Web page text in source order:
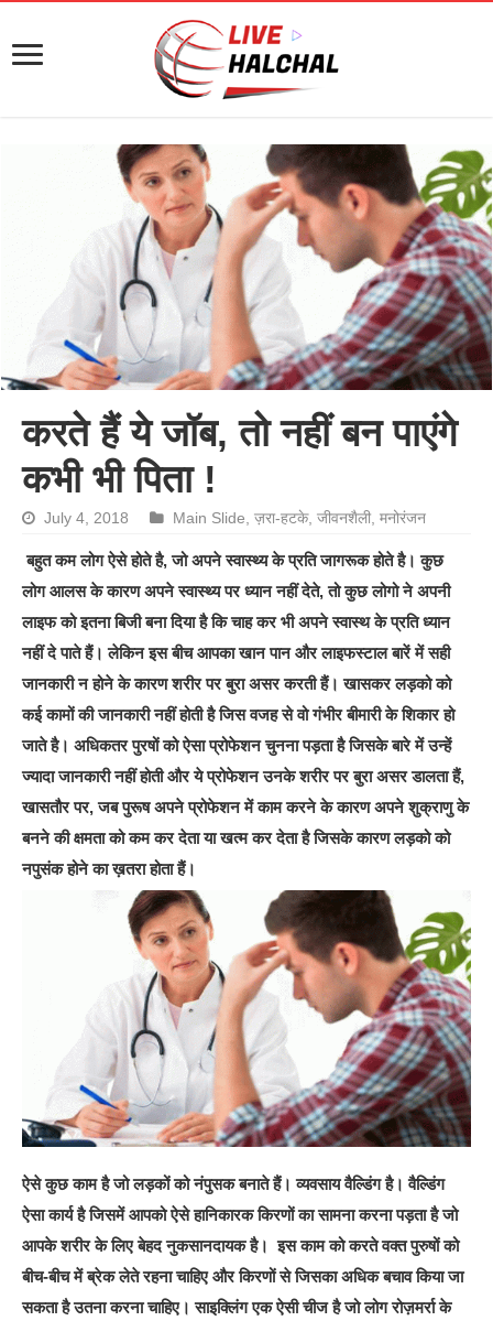
करते हैं ये जॉब, तो नहीं बन पाएंगे
कभी भी पिता !
July 4, 2018 Main Slide ,ज़रा-हटके,जीवनशैली ,मनोरंजन
बहुत कम लोग ऐसे होते है, जो अपने स्वास्थ्य के प्रति जागरूक होते है। कुछ
लोग आलस के कारण अपने स्वास्थ्य पर ध्यान नहीं देते, तो कुछ लोगो ने अपनी
लाइफ को इतना बिजी बना दिया है कि चाह कर भी अपने स्वास्थ के प्रति ध्यान
नहीं दे पाते हैं। लेकिन इस बीच आपका खान पान और लाइफस्टाल बारें में सही
जानकारी न होने के कारण शरीर पर बुरा असर करती हैं। खासकर लड़को को
कई कामों की जानकारी नहीं होती है जिस वजह से वो गंभीर बीमारी के शिकार हो
जाते है। अधिकतर पुरषों को ऐसा प्रोफेशन चुनना पड़ता है जिसके बारे में उन्हें
ज्यादा जानकारी नहीं होती और ये प्रोफेशन उनके शरीर पर बुरा असर डालता हैं,
खासतौर पर, जब पुरूष अपने प्रोफेशन में काम करने के कारण अपने शुक्राणु के
बनने की क्षमता को कम कर देता या खत्म कर देता है जिसके कारण लड़को को
नपुसंक होने का ख़तरा होता हैं।
ऐसे कुछ काम है जो लड़कों को नंपुसक बनाते हैं। व्यवसाय वैल्डिंग है। वैल्डिंग
ऐसा कार्य है जिसमें आपको ऐसे हानिकारक किरणों का सामना करना पड़ता है जो
आपके शरीर के लिए बेहद नुकसानदायक है। इस काम को करते वक्त पुरुषों को
बीच-बीच में ब्रेक लेते रहना चाहिए और किरणों से जिसका अधिक बचाव किया जा
सकता है उतना करना चाहिए। साइक्लिंग एक ऐसी चीज है जो लोग रोज़मर्रा के